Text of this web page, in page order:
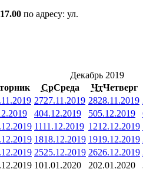
17.00 по адресу: ул.
Декабрь 2019
СрСреда ЧтЧетверг
2727.11.2019 2828.11.2019
404.12.2019 505.12.2019
1111.12.2019 1212.12.2019
1818.12.2019 1919.12.2019
2525.12.2019 2626.12.2019
101.01.2020 202.01.2020